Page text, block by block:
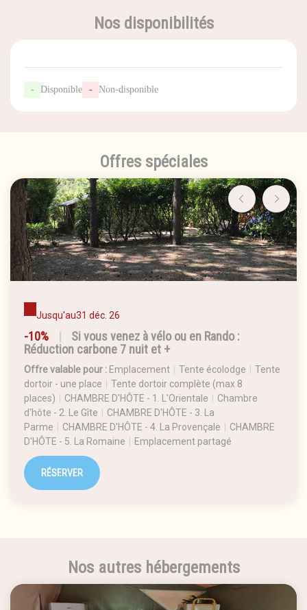
Nos disponibilités
- Disponible - Non-disponible
Offres spéciales
Jusqu'au31 déc. 26
-10%
Si vous venez à vélo ou en Rando :
Réduction carbone 7 nuit et +
Offre valable pour : Emplacement Tente écolodge
Tente
dortoir - une place
Tente dortoir complète (max 8
places)
CHAMBRE D'HÔTE - 1. L'Orientale
Chambre
d'hôte - 2. Le Gîte
CHAMBRE D'HÔTE - 3. La
Parme
CHAMBRE D'HÔTE - 4. La Provençale
CHAMBRE
D'HÔTE - 5. La Romaine
Emplacement partagé
RÉSERVER
Nos autres hébergements